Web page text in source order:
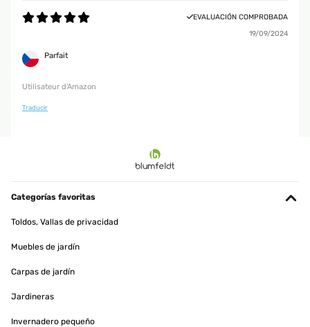
EVALUACIÓN COMPROBADA
19/09/2024
Parfait
Utilisateur d'Amazon
Traducir
Categorías favoritas
Toldos, Vallas de privacidad
Muebles de jardín
Carpas de jardín
Jardineras
Invernadero pequeño